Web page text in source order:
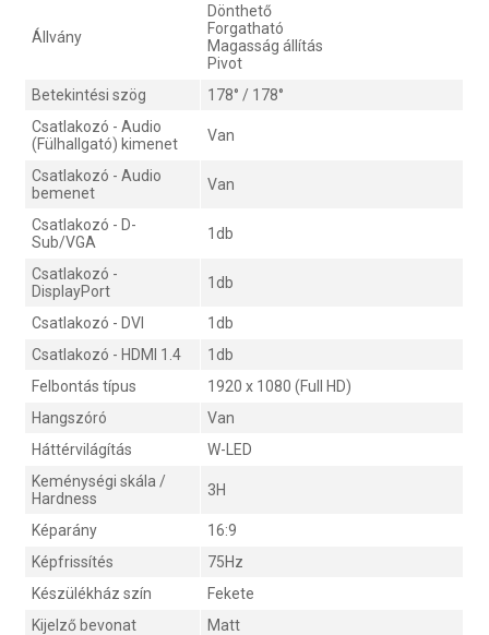
Állvány
Dönthető
Forgatható
Magasság állítás
Pivot
Betekintési szög
178° / 178°
Csatlakozó - Audio
(Fülhallgató) kimenet
Van
Csatlakozó - Audio
bemenet
Van
Csatlakozó - D-
Sub/VGA
1db
Csatlakozó -
DisplayPort
1db
Csatlakozó - DVI
1db
Csatlakozó - HDMI 1.4
1db
Felbontás típus
1920 x 1080 (Full HD)
Hangszóró
Van
Háttérvilágítás
W-LED
Keménységi skála /
Hardness
3H
Képarány
16:9
Képfrissítés
75Hz
Készülékház szín
Fekete
Kijelző bevonat
Matt